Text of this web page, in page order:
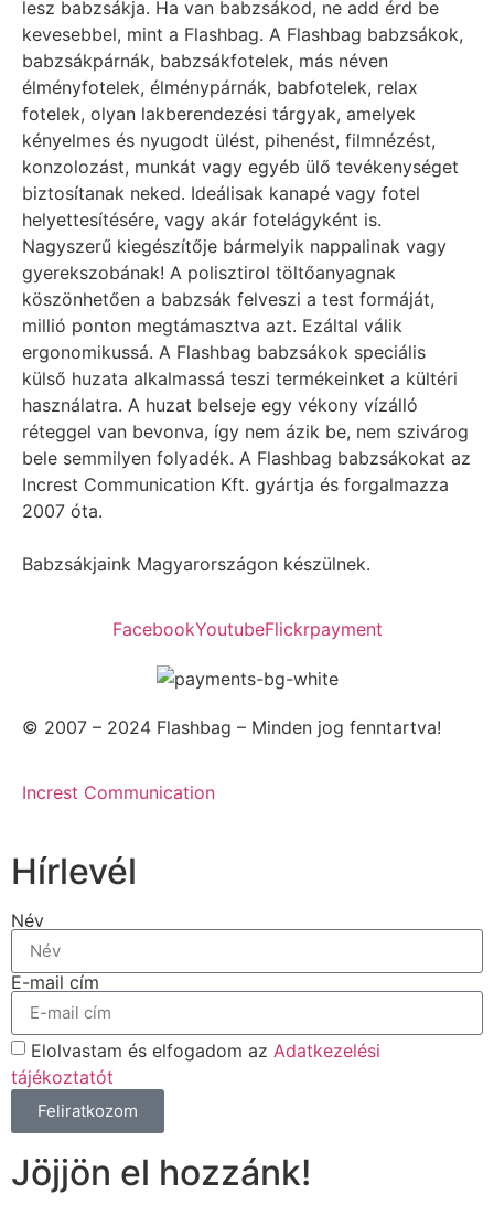
lesz babzsákja. Ha van babzsákod, ne add érd be
kevesebbel, mint a Flashbag. A Flashbag babzsákok,
babzsákpárnák, babzsákfotelek, más néven
élményfotelek, élménypárnák, babfotelek, relax
fotelek, olyan lakberendezési tárgyak, amelyek
kényelmes és nyugodt ülést, pihenést, filmnézést,
konzolozást, munkát vagy egyéb ülő tevékenységet
biztosítanak neked. Ideálisak kanapé vagy fotel
helyettesítésére, vagy akár fotelágyként is.
Nagyszerű kiegészítője bármelyik nappalinak vagy
gyerekszobának! A polisztirol töltőanyagnak
köszönhetően a babzsák felveszi a test formáját,
millió ponton megtámasztva azt. Ezáltal válik
ergonomikussá. A Flashbag babzsákok speciális
külső huzata alkalmassá teszi termékeinket a kültéri
használatra. A huzat belseje egy vékony vízálló
réteggel van bevonva, így nem ázik be, nem szivárog
bele semmilyen folyadék. A Flashbag babzsákokat az
Increst Communication Kft. gyártja és forgalmazza
2007 óta.
Babzsákjaink Magyarországon készülnek.
FacebookYoutubeFlickrpayment
© 2007 – 2024 Flashbag – Minden jog fenntartva!
Increst Communication
Hírlevél
Név
E-mail cím
Elolvastam és elfogadom az Adatkezelési
tájékoztatót
Feliratkozom
Jöjjön el hozzánk!